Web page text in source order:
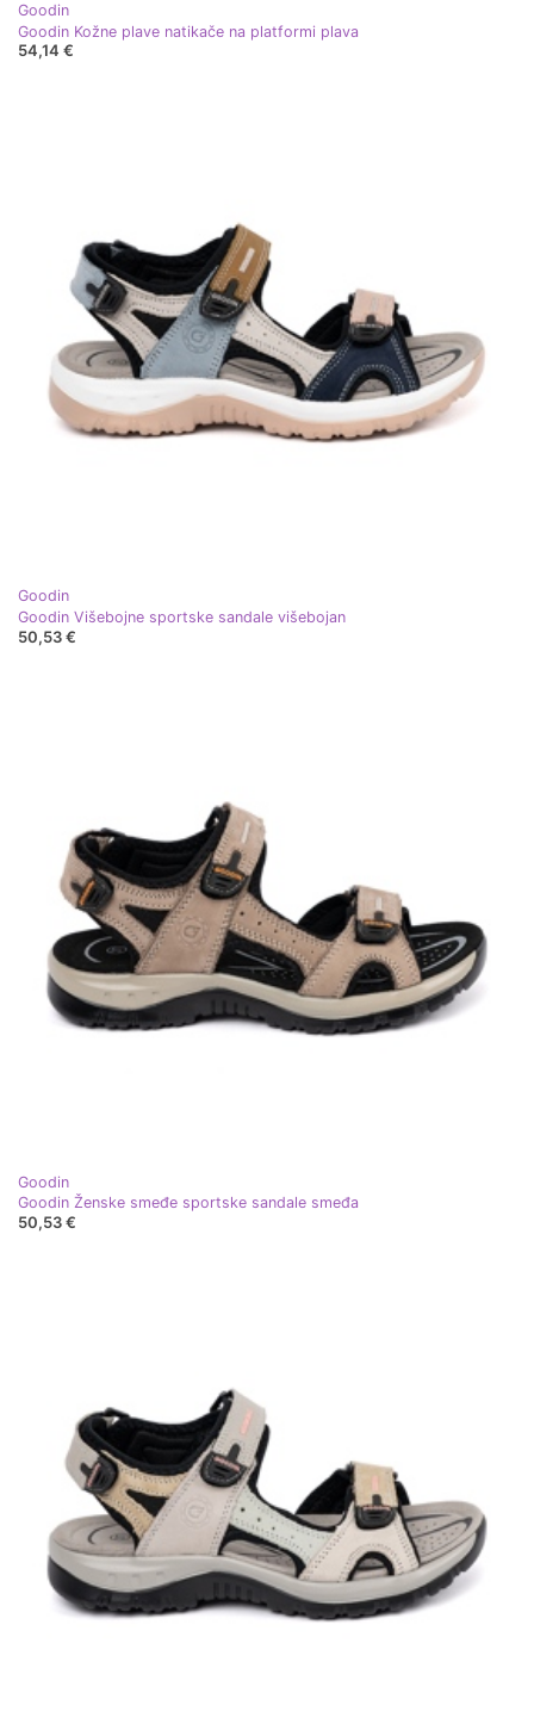
Goodin
Goodin Kožne plave natikače na platformi plava
54,14 €
Goodin
Goodin Višebojne sportske sandale višebojan
50,53 €
Goodin
Goodin Ženske smeđe sportske sandale smeđa
50,53 €